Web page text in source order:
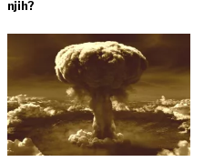
njih?